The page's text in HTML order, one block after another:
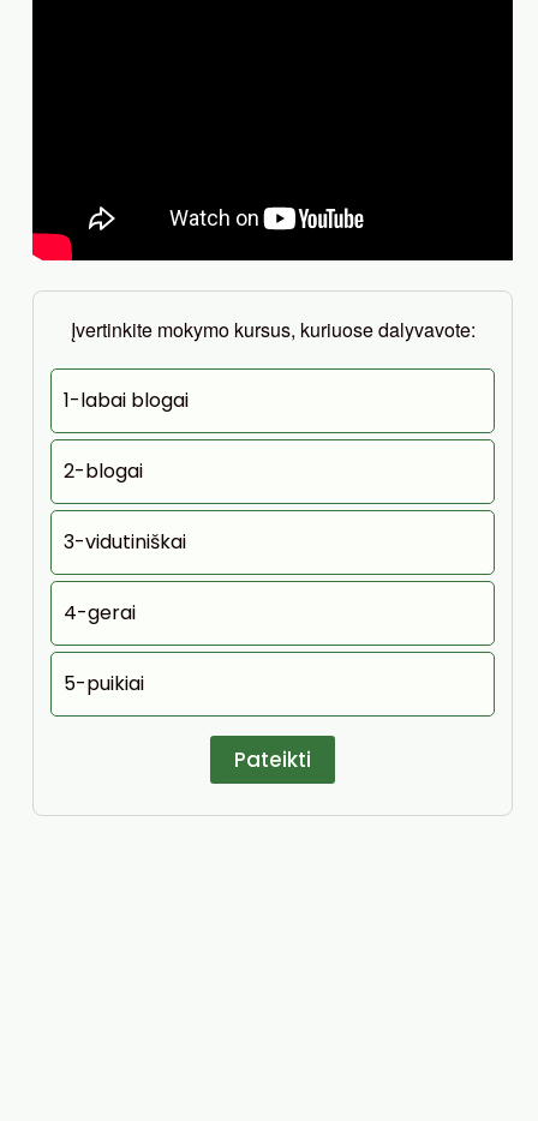
Įvertinkite mokymo kursus, kuriuose dalyvavote:
1-labai blogai
2-blogai
3-vidutiniškai
4-gerai
5-puikiai